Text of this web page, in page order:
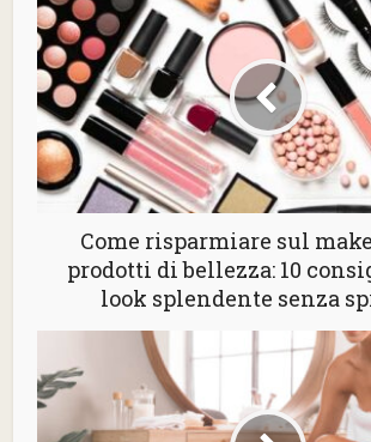
Come risparmiare sul
prodotti di bellezza: 10
look splendente senza